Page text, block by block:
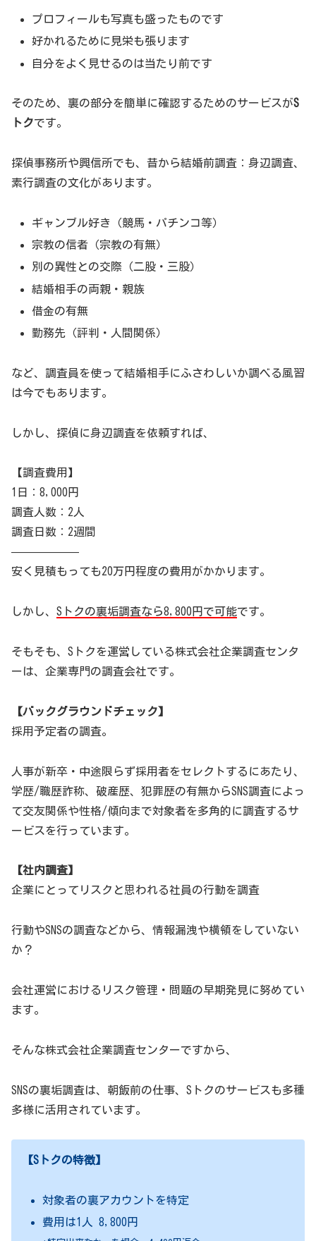
プロフィールも写真も盛ったものです
好かれるために見栄も張ります
自分をよく見せるのは当たり前です
そのため、裏の部分を簡単に確認するためのサービスがS
トクです。
探偵事務所や興信所でも、昔から結婚前調査：身辺調査、
素行調査の文化があります。
ギャンブル好き（競馬・パチンコ等）
宗教の信者（宗教の有無）
別の異性との交際（二股・三股）
結婚相手の両親・親族
借金の有無
勤務先（評判・人間関係）
など、調査員を使って結婚相手にふさわしいか調べる風習
は今でもあります。
しかし、探偵に身辺調査を依頼すれば、
【調査費用】
1日：8,000円
調査人数：2人
調査日数：2週間
——————
安く見積もっても20万円程度の費用がかかります。
しかし、 Sトクの裏垢調査なら8,800円で可能です。
そもそも、Sトクを運営している株式会社企業調査センタ
ーは、企業専門の調査会社です。
【バックグラウンドチェック】
採用予定者の調査。
人事が新卒・中途限らず採用者をセレクトするにあたり、
学歴/職歴詐称、破産歴、犯罪歴の有無からSNS調査によっ
て交友関係や性格/傾向まで対象者を多角的に調査するサ
ービスを行っています。
【社内調査】
企業にとってリスクと思われる社員の行動を調査
行動やSNSの調査などから、情報漏洩や横領をしていない
か？
会社運営におけるリスク管理・問題の早期発見に努めてい
ます。
そんな株式会社企業調査センターですから、
SNSの裏垢調査は、朝飯前の仕事、Sトクのサービスも多種
多様に活用されています。
【Sトクの特徴】
対象者の裏アカウントを特定
費用は1人 8,800円